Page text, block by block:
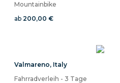
Mountainbike
ab 200,00 €
Valmareno, Italy
Fahrradverleih - 3 Tage